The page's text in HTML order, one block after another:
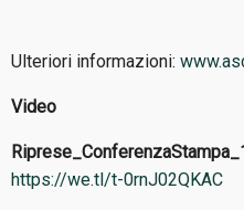
Ulteriori informazioni:
Video
https://we.tl/t-0rnJ02QKAC